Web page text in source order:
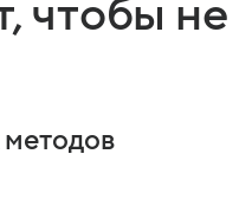
чтобы не